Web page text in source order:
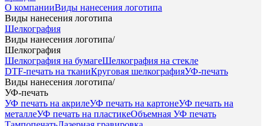
О компанииВиды нанесения логотипа
Виды нанесения логотипа
Шелкография
Виды нанесения логотипа/
Шелкография
Шелкография на бумагеШелкография на стекле
DTF-печать на тканиКруговая шелкографияУФ-печать
Виды нанесения логотипа/
УФ-печать
УФ печать на акрилеУФ печать на картонеУФ печать на
металлеУФ печать на пластикеОбъемная УФ печать